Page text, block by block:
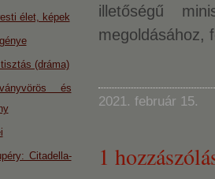
illetőségű
megoldásához,
2021. február 15.
1
élet, képek
(dráma)
és
Citadella-